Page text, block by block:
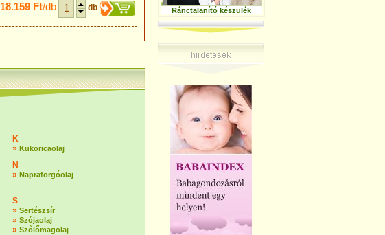
18.159 Ft/db db
K
» Kukoricaolaj
N
» Napraforgóolaj
S
» Sertészsír
» Szójaolaj
» Szőlőmagolaj
Ránctalanító készülék